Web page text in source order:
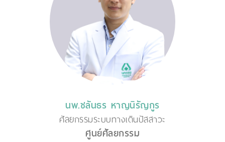
นพ.ชลันธร หาญนิรัญกูร
ศัลยกรรมระบบทางเดินปัสสาวะ
ศูนย์ศัลยกรรม